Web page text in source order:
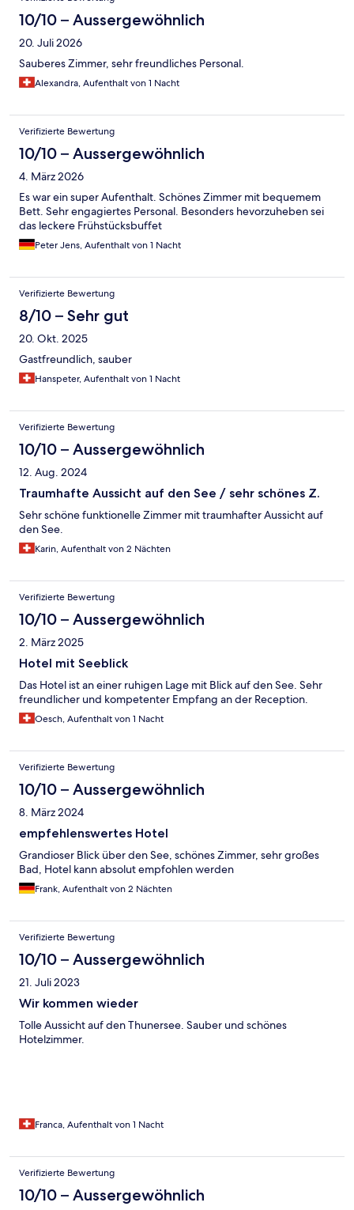
10/10 – Aussergewöhnlich
20. Juli 2026
Sauberes Zimmer, sehr freundliches Personal.
Alexandra, Aufenthalt von 1 Nacht
Verifizierte Bewertung
10/10 – Aussergewöhnlich
4. März 2026
Es war ein super Aufenthalt. Schönes Zimmer mit bequemem
Bett. Sehr engagiertes Personal. Besonders hevorzuheben sei
das leckere Frühstücksbuffet
Peter Jens, Aufenthalt von 1 Nacht
Verifizierte Bewertung
8/10 – Sehr gut
20. Okt. 2025
Gastfreundlich, sauber
Hanspeter, Aufenthalt von 1 Nacht
Verifizierte Bewertung
10/10 – Aussergewöhnlich
12. Aug. 2024
Traumhafte Aussicht auf den See / sehr schönes Z.
Sehr schöne funktionelle Zimmer mit traumhafter Aussicht auf
den See.
Karin, Aufenthalt von 2 Nächten
Verifizierte Bewertung
10/10 – Aussergewöhnlich
2. März 2025
Hotel mit Seeblick
Das Hotel ist an einer ruhigen Lage mit Blick auf den See. Sehr
freundlicher und kompetenter Empfang an der Reception.
Oesch, Aufenthalt von 1 Nacht
Verifizierte Bewertung
10/10 – Aussergewöhnlich
8. März 2024
empfehlenswertes Hotel
Grandioser Blick über den See, schönes Zimmer, sehr großes
Bad, Hotel kann absolut empfohlen werden
Frank, Aufenthalt von 2 Nächten
Verifizierte Bewertung
10/10 – Aussergewöhnlich
21. Juli 2023
Wir kommen wieder
Tolle Aussicht auf den Thunersee. Sauber und schönes
Hotelzimmer.
Franca, Aufenthalt von 1 Nacht
Verifizierte Bewertung
10/10 – Aussergewöhnlich